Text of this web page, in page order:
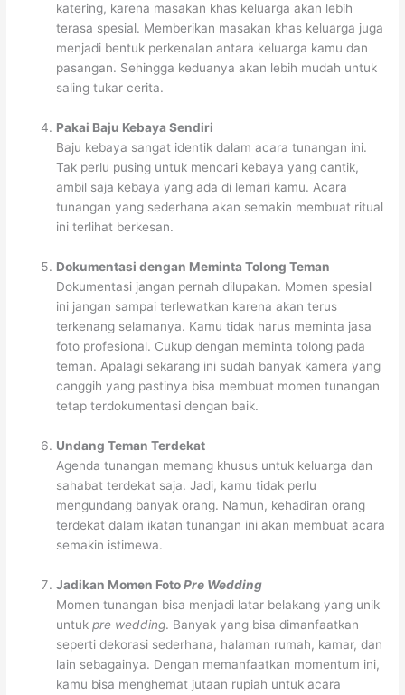
katering, karena masakan khas keluarga akan lebih
terasa spesial. Memberikan masakan khas keluarga juga
menjadi bentuk perkenalan antara keluarga kamu dan
pasangan. Sehingga keduanya akan lebih mudah untuk
saling tukar cerita.
Pakai Baju Kebaya Sendiri
Baju kebaya sangat identik dalam acara tunangan ini.
Tak perlu pusing untuk mencari kebaya yang cantik,
ambil saja kebaya yang ada di lemari kamu. Acara
tunangan yang sederhana akan semakin membuat ritual
ini terlihat berkesan.
Dokumentasi dengan Meminta Tolong Teman
Dokumentasi jangan pernah dilupakan. Momen spesial
ini jangan sampai terlewatkan karena akan terus
terkenang selamanya. Kamu tidak harus meminta jasa
foto profesional. Cukup dengan meminta tolong pada
teman. Apalagi sekarang ini sudah banyak kamera yang
canggih yang pastinya bisa membuat momen tunangan
tetap terdokumentasi dengan baik.
Undang Teman Terdekat
Agenda tunangan memang khusus untuk keluarga dan
sahabat terdekat saja. Jadi, kamu tidak perlu
mengundang banyak orang. Namun, kehadiran orang
terdekat dalam ikatan tunangan ini akan membuat acara
semakin istimewa.
Jadikan Momen FotoPre Wedding
Momen tunangan bisa menjadi latar belakang yang unik
untukpre wedding. Banyak yang bisa dimanfaatkan
seperti dekorasi sederhana, halaman rumah, kamar, dan
lain sebagainya. Dengan memanfaatkan momentum ini,
kamu bisa menghemat jutaan rupiah untuk acara